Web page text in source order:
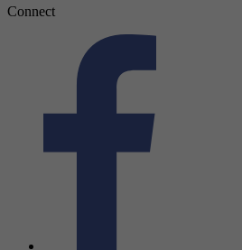
Connect